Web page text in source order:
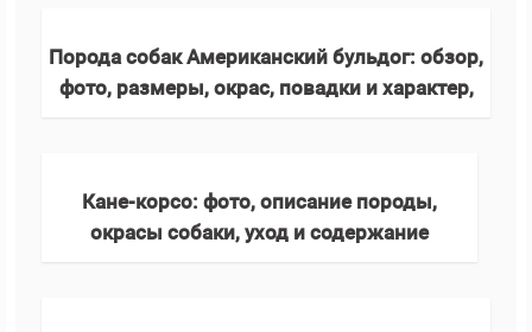
Порода собак Американский бульдог: обзор,
фото, размеры, окрас, повадки и характер,
Кане-корсо: фото, описание породы,
окрасы собаки, уход и содержание